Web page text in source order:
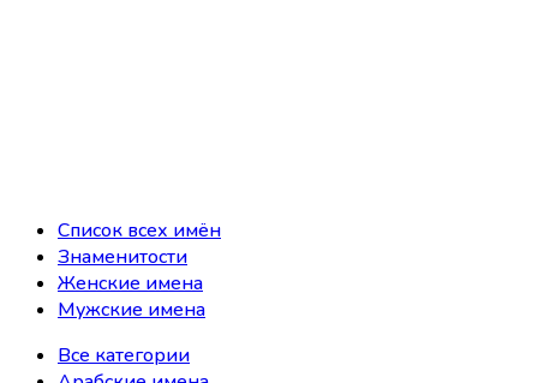
Список всех имён
Знаменитости
Женские имена
Мужские имена
Все категории